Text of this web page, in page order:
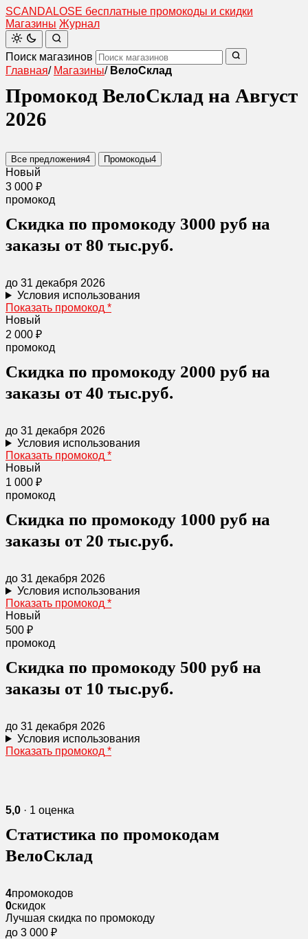
SCANDALOSE бесплатные промокоды и скидки
Магазины Журнал
Поиск магазинов
Главная/ Магазины/ ВелоСклад
Промокод ВелоСклад на Август
2026
Все предложения4 Промокоды4
Новый
3 000 ₽
промокод
Скидка по промокоду 3000 руб на
заказы от 80 тыс.руб.
до 31 декабря 2026
Условия использования
Показать промокод *
Новый
2 000 ₽
промокод
Скидка по промокоду 2000 руб на
заказы от 40 тыс.руб.
до 31 декабря 2026
Условия использования
Показать промокод *
Новый
1 000 ₽
промокод
Скидка по промокоду 1000 руб на
заказы от 20 тыс.руб.
до 31 декабря 2026
Условия использования
Показать промокод *
Новый
500 ₽
промокод
Скидка по промокоду 500 руб на
заказы от 10 тыс.руб.
до 31 декабря 2026
Условия использования
Показать промокод *
5,0 · 1 оценка
Статистика по промокодам
ВелоСклад
4промокодов
0скидок
Лучшая скидка по промокоду
до 3 000 ₽